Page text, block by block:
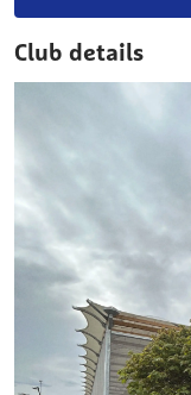
Club details